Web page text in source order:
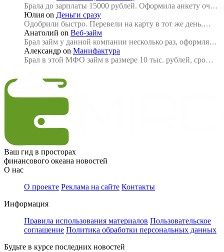
Брала до зарплаты 15000 рублей. Оформила анкету оч…
Юлия on Деньги сразу
Одобрили быстро. Перевели на карту в тот же день.…
Анатолий on Веб-займ
Брал займ у данной компании несколько раз, оформля…
Александр on Манифактура
Брал в этой МФО займ в размере 10 тыс. рублей, сро…
Ваш гид в просторах
финансового океана новостей
О нас
О проекте Реклама на сайте Контакты
Информация
Правила использования материалов Пользовательское
соглашение Политика обработки персональных данных
Будьте в курсе последних новостей